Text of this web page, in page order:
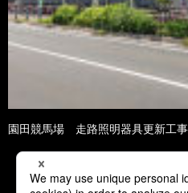
園田競馬場 走路照明器具更新工事